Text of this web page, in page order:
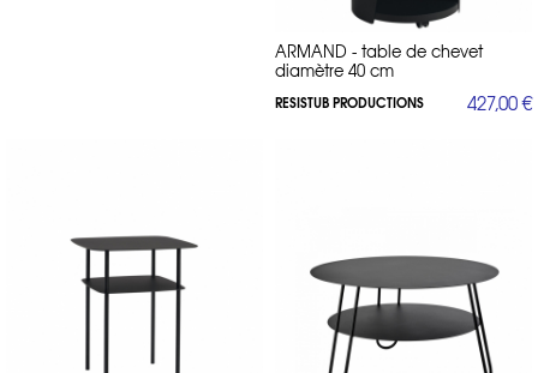
ARMAND - table de chevet
diamètre 40 cm
RESISTUB PRODUCTIONS 427,00 €